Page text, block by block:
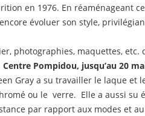
en 1976. En réaménageant
évoluer son style,
photographies, maquettes,
Centre Pompidou, jusqu’au 20
Gray a su travailler le laque et
ou le verre. Elle a aussi su
par rapport aux modes et